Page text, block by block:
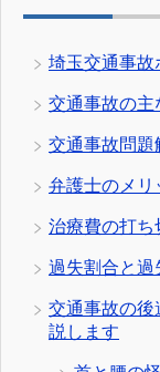
埼玉交通事故
交通事故の主
交通事故問題
弁護士のメリ
治療費の打ち
過失割合と過
交通事故の後
説します